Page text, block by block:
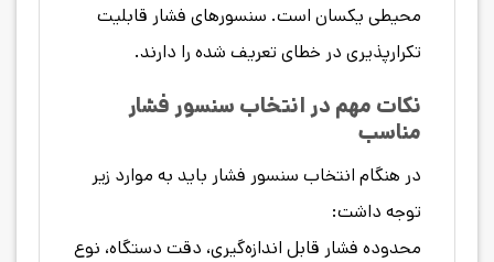
محیطی یکسان است. سنسورهای فشار قابلیت
تکرارپذیری در خطای تعریف شده را دارند.
نکات مهم در انتخاب سنسور فشار
مناسب
در هنگام انتخاب سنسور فشار باید به موارد زیر
توجه داشت:
محدوده فشار قابل اندازه‌گیری، دقت دستگاه، نوع